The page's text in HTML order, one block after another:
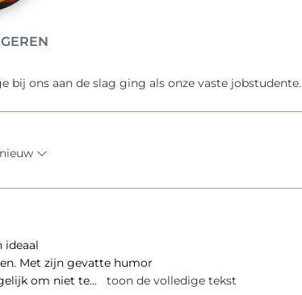
bij ons aan de slag ging als onze vaste jobstudente.
ideaal
Met zijn gevatte humor
om niet te...
toon de volledige tekst